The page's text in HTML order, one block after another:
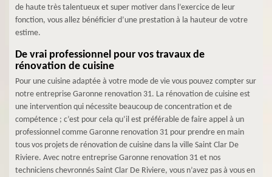
de haute très talentueux et super motiver dans l’exercice de leur
fonction, vous allez bénéficier d’une prestation à la hauteur de votre
estime.
De vrai professionnel pour vos travaux de
rénovation de cuisine
Pour une cuisine adaptée à votre mode de vie vous pouvez compter sur
notre entreprise Garonne renovation 31. La rénovation de cuisine est
une intervention qui nécessite beaucoup de concentration et de
compétence ; c’est pour cela qu’il est préférable de faire appel à un
professionnel comme Garonne renovation 31 pour prendre en main
tous vos projets de rénovation de cuisine dans la ville Saint Clar De
Riviere. Avec notre entreprise Garonne renovation 31 et nos
techniciens chevronnés Saint Clar De Riviere, vous n’avez pas à vous en